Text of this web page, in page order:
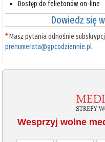
Dostęp do felietonów on-line
Dowiedz się
*Masz pytania odnośnie
prenumerata@gpcodziennie.pl
Wesprzyj wolne